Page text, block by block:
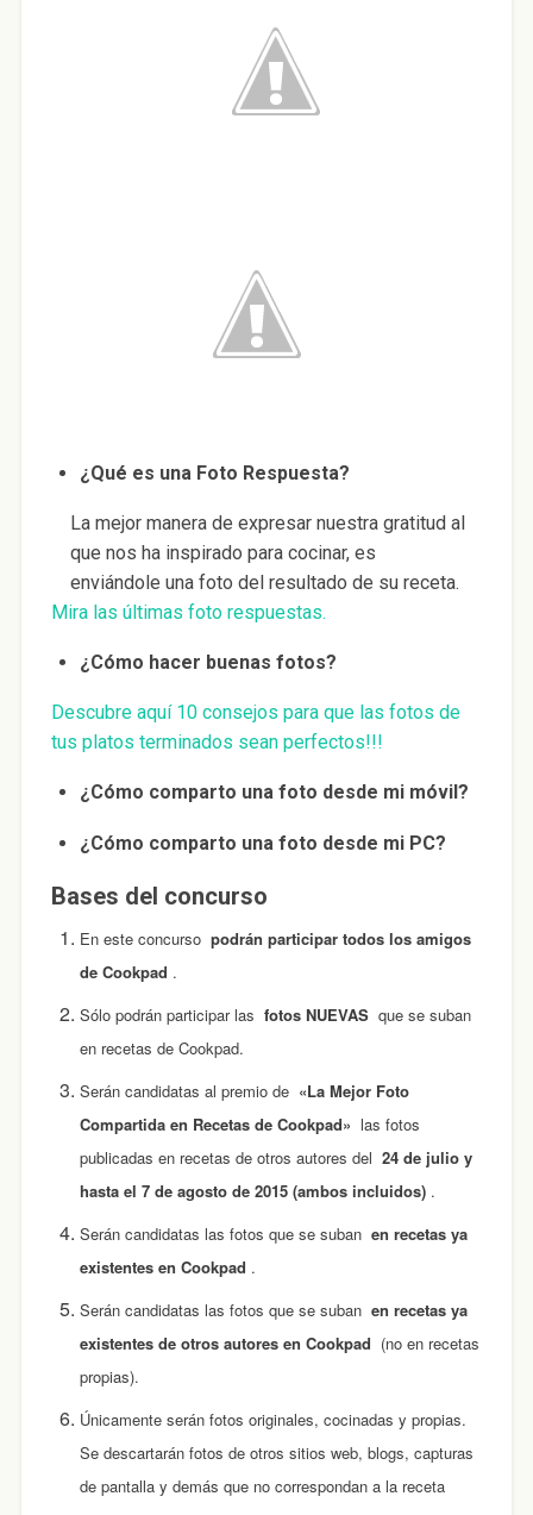
¿Qué es una Foto Respuesta?
La mejor manera de expresar nuestra gratitud al
que nos ha inspirado para cocinar, es
enviándole una foto del resultado de su receta.
Mira las últimas foto respuestas.
¿Cómo hacer buenas fotos?
Descubre aquí 10 consejos para que las fotos de
tus platos terminados sean perfectos!!!
¿Cómo comparto una foto desde mi móvil?
¿Cómo comparto una foto desde mi PC?
Bases del concurso
En este concurso podrán participar todos los amigos
de Cookpad .
Sólo podrán participar las fotos NUEVASque se suban
en recetas de Cookpad.
Serán candidatas al premio de «La Mejor Foto
Compartida en Recetas de Cookpad» las fotos
publicadas en recetas de otros autores del 24 de julio y
hasta el 7 de agosto de 2015 (ambos incluidos).
Serán candidatas las fotos que se suban en recetas ya
existentes en Cookpad .
Serán candidatas las fotos que se suban en recetas ya
existentes de otros autores en Cookpad (no en recetas
propias).
Únicamente serán fotos originales, cocinadas y propias.
Se descartarán fotos de otros sitios web, blogs, capturas
de pantalla y demás que no correspondan a la receta